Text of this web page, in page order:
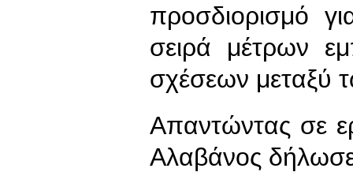
προσδιορισμό
σειρά μέτρων
σχέσεων μεταξύ
Απαντώντας σε
Αλαβάνος